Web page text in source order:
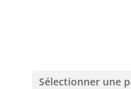
Sélectionner une